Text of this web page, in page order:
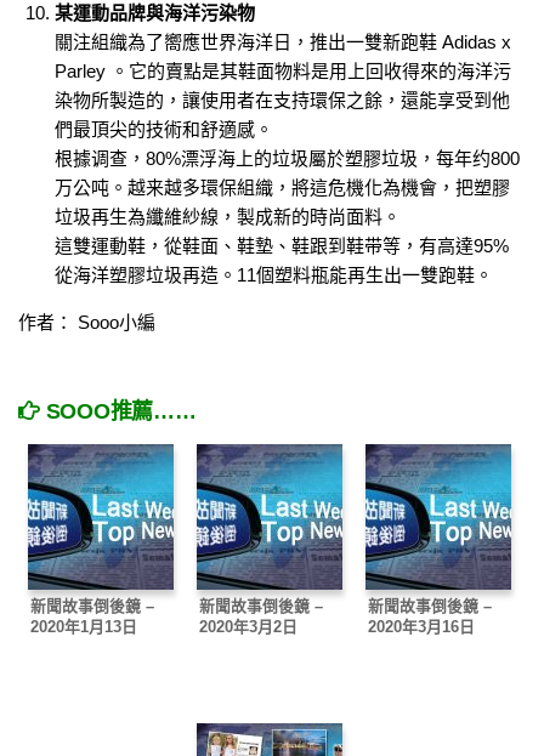
某運動品牌與海洋污染物
關注組織為了嚮應世界海洋日，推出一雙新跑鞋 Adidas x
Parley 。它的賣點是其鞋面物料是用上回收得來的海洋污
染物所製造的，讓使用者在支持環保之餘，還能享受到他
們最頂尖的技術和舒適感。
根據调查，80%漂浮海上的垃圾屬於塑膠垃圾，每年约800
万公吨。越来越多環保組織，將這危機化為機會，把塑膠
垃圾再生為纖維紗線，製成新的時尚面料。
這雙運動鞋，從鞋面、鞋墊、鞋跟到鞋带等，有高達95%
從海洋塑膠垃圾再造。11個塑料瓶能再生出一雙跑鞋。
作者： Sooo小編
SOOO推薦……
新聞故事倒後鏡 –
2020年1月13日
新聞故事倒後鏡 –
2020年3月2日
新聞故事倒後鏡 –
2020年3月16日